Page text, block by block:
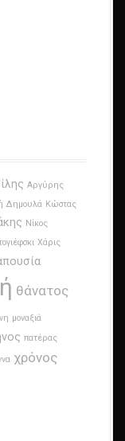
Αργύρης
Δημουλά Κώστας
Νίκος
Χάρις
θάνατος
μοναξιά
πατέρας
χρόνος